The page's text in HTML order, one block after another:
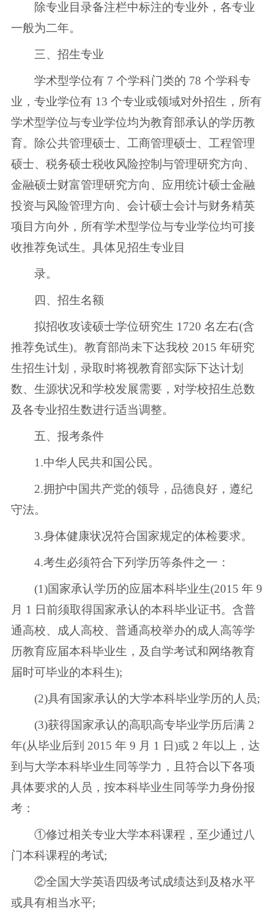
除专业目录备注栏中标注的专业外，各专业
一般为二年。
三、招生专业
学术型学位有 7 个学科门类的 78 个学科专
业，专业学位有 13 个专业或领域对外招生，所有
学术型学位与专业学位均为教育部承认的学历教
育。除公共管理硕士、工商管理硕士、工程管理
硕士、税务硕士税收风险控制与管理研究方向、
金融硕士财富管理研究方向、应用统计硕士金融
投资与风险管理方向、会计硕士会计与财务精英
项目方向外，所有学术型学位与专业学位均可接
收推荐免试生。具体见招生专业目
录。
四、招生名额
拟招收攻读硕士学位研究生 1720 名左右(含
推荐免试生)。教育部尚未下达我校 2015 年研究
生招生计划，录取时将视教育部实际下达计划
数、生源状况和学校发展需要，对学校招生总数
及各专业招生数进行适当调整。
五、报考条件
1.中华人民共和国公民。
2.拥护中国共产党的领导，品德良好，遵纪
守法。
3.身体健康状况符合国家规定的体检要求。
4.考生必须符合下列学历等条件之一：
(1)国家承认学历的应届本科毕业生(2015 年 9
月 1 日前须取得国家承认的本科毕业证书。含普
通高校、成人高校、普通高校举办的成人高等学
历教育应届本科毕业生，及自学考试和网络教育
届时可毕业的本科生);
(2)具有国家承认的大学本科毕业学历的人员;
(3)获得国家承认的高职高专毕业学历后满 2
年(从毕业后到 2015 年 9 月 1 日)或 2 年以上，达
到与大学本科毕业生同等学力，且符合以下各项
具体要求的人员，按本科毕业生同等学力身份报
考：
①修过相关专业大学本科课程，至少通过八
门本科课程的考试;
②全国大学英语四级考试成绩达到及格水平
或具有相当水平;